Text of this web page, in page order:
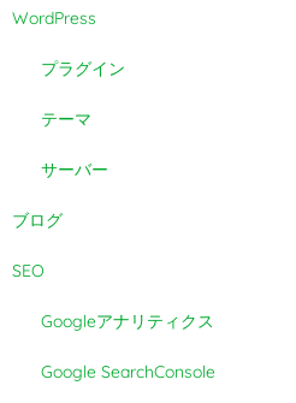
WordPress
プラグイン
テーマ
サーバー
ブログ
SEO
Googleアナリティクス
Google SearchConsole